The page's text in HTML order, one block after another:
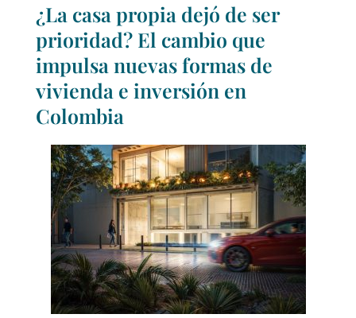
¿La casa propia dejó de ser
prioridad? El cambio que
impulsa nuevas formas de
vivienda e inversión en
Colombia